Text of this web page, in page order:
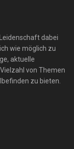
dabei
wie möglich zu
aktuelle
von Themen
zu bieten.